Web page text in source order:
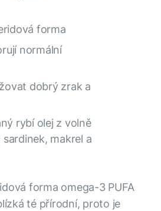
forma
normální
dobrý zrak a
rybí olej z volně
makrel a
forma omega-3 PUFA
té přírodní, proto je